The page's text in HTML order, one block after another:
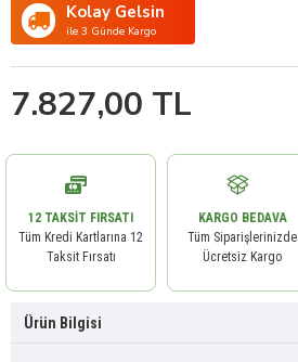
7.827,00 TL
Kolay Gelsin
ile 3 Günde Kargo
12 TAKSIT FIRSATI
Tüm Kredi Kartlarına 12
Taksit Fırsatı
KARGO BEDAVA
Tüm Siparişlerinizde
Ücretsiz Kargo
Ürün Bilgisi